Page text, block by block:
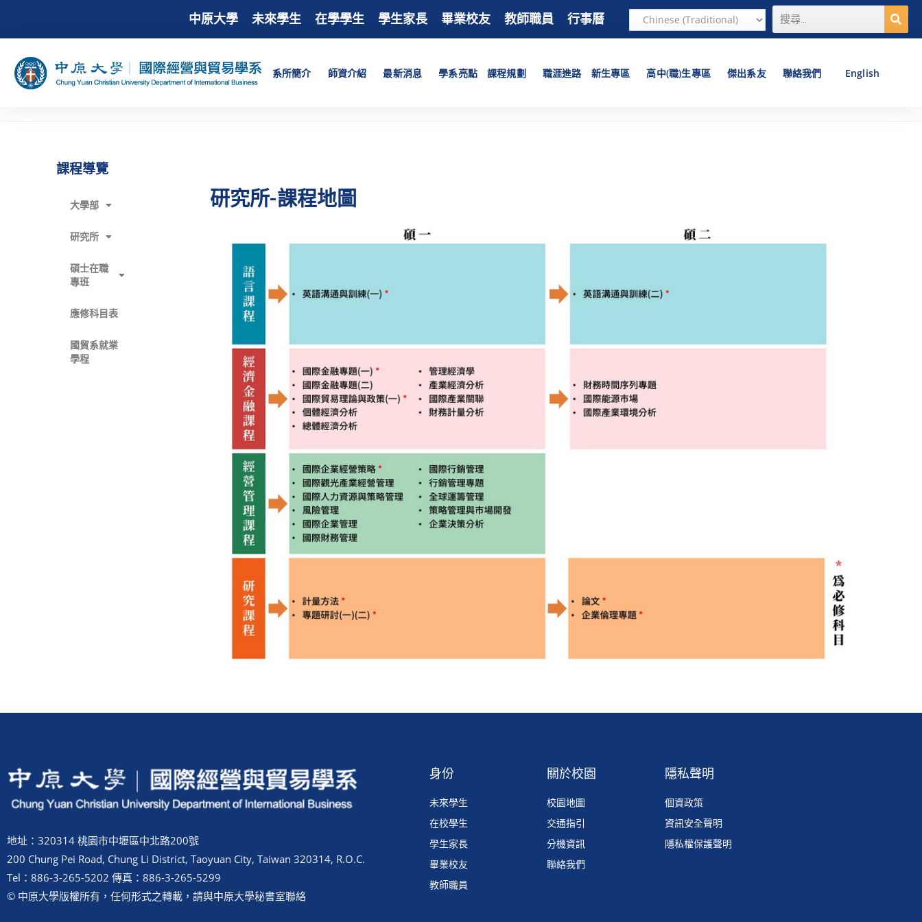
中原大學 未來學生 在學學生 學生家長 畢業校友 教師職員 行事曆
系所簡介 師資介紹 最新消息 學系亮點 課程規劃 職涯進路 新生專區 高中(職)生專區 傑出系友 聯絡我們 English
課程導覽
大學部
研究所
碩士在職
專班
應修科目表
國貿系就業
學程
研究所-課程地圖
地址：320314 桃園市中壢區中北路200號
200 Chung Pei Road, Chung Li District, Taoyuan City, Taiwan 320314, R.O.C.
Tel：886-3-265-5202 傳真：886-3-265-5299
© 中原大學版權所有，任何形式之轉載，請與中原大學秘書室聯絡
身份
未來學生
在校學生
學生家長
畢業校友
教師職員
關於校園
校園地圖
交通指引
分機資訊
聯絡我們
隱私聲明
個資政策
資訊安全聲明
隱私權保護聲明